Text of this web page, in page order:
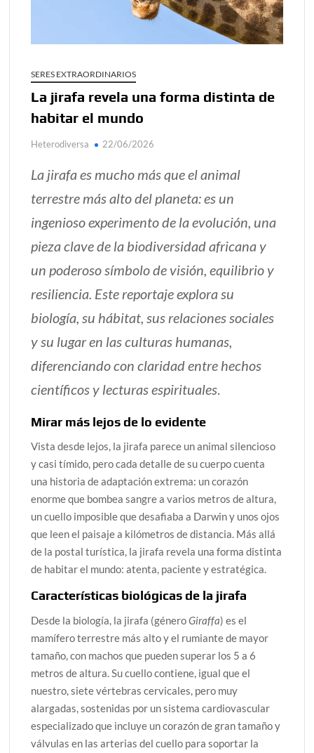
Día de Independencia 2026: de Patria Boba a Colombia
¿Podemos comunicarnos con seres de otros planos o
mundos?
generan las redes sociales
¿Cómo descubrir esa conexión energética de la sexualidad
sagrada?
SERES EXTRAORDINARIOS
La jirafa revela una forma distinta de
habitar el mundo
Heterodiversa 22/06/2026
La jirafa es mucho más que el animal
terrestre más alto del planeta: es un
ingenioso experimento de la evolución, una
pieza clave de la biodiversidad africana y
un poderoso símbolo de visión, equilibrio y
resiliencia. Este reportaje explora su
biología, su hábitat, sus relaciones sociales
y su lugar en las culturas humanas,
diferenciando con claridad entre hechos
científicos y lecturas espirituales.
Mirar más lejos de lo evidente
Vista desde lejos, la jirafa parece un animal silencioso
y casi tímido, pero cada detalle de su cuerpo cuenta
una historia de adaptación extrema: un corazón
enorme que bombea sangre a varios metros de altura,
un cuello imposible que desafiaba a Darwin y unos ojos
que leen el paisaje a kilómetros de distancia. Más allá
de la postal turística, la jirafa revela una forma distinta
de habitar el mundo: atenta, paciente y estratégica.
Características biológicas de la jirafa
Desde la biología, la jirafa (géneroGiraffa) es el
mamífero terrestre más alto y el rumiante de mayor
tamaño, con machos que pueden superar los 5 a 6
metros de altura. Su cuello contiene, igual que el
nuestro, siete vértebras cervicales, pero muy
alargadas, sostenidas por un sistema cardiovascular
especializado que incluye un corazón de gran tamaño y
válvulas en las arterias del cuello para soportar la